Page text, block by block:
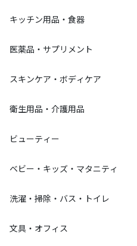
キッチン用品・食器
医薬品・サプリメント
スキンケア・ボディケア
衛生用品・介護用品
ビューティー
ベビー・キッズ・マタニティ
洗濯・掃除・バス・トイレ
文具・オフィス